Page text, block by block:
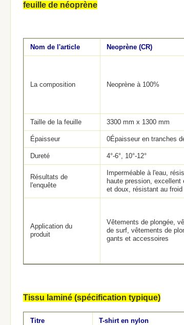
feuille de néoprène
Nom de l'article Neoprène (CR)
La composition Neoprène à 100%
Taille de la feuille 3300 mm x 1300 mm
Épaisseur 0Épaisseur en tranches
Dureté 4°-6°, 10°-12°
Résultats de
l'enquête
Imperméable à l'eau,
haute pression, excellent
et doux, résistant au froid
Application du
produit
Vêtements de plongée,
de surf, vêtements de
gants et accessoires
Tissu laminé (spécification typique)
Titre T-shirt en nylon